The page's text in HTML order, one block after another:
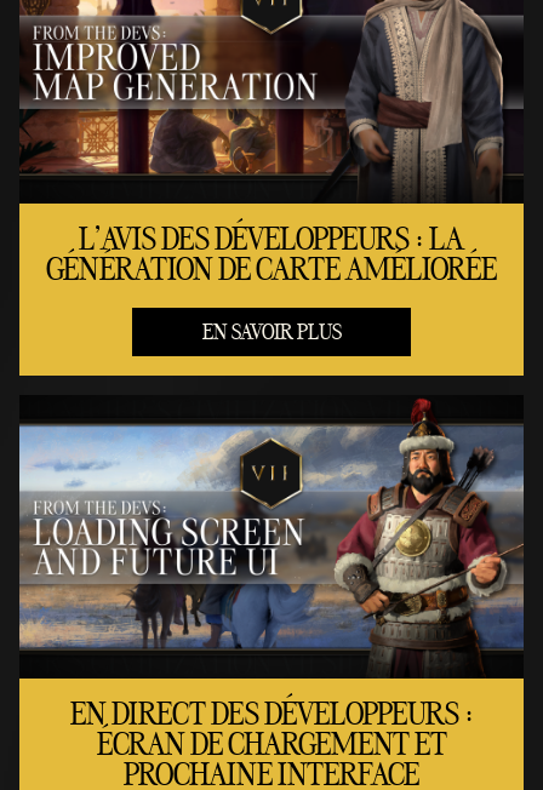
L’AVIS DES DÉVELOPPEURS : LA
GÉNÉRATION DE CARTE AMÉLIORÉE
EN SAVOIR PLUS
EN DIRECT DES DÉVELOPPEURS :
ÉCRAN DE CHARGEMENT ET
PROCHAINE INTERFACE